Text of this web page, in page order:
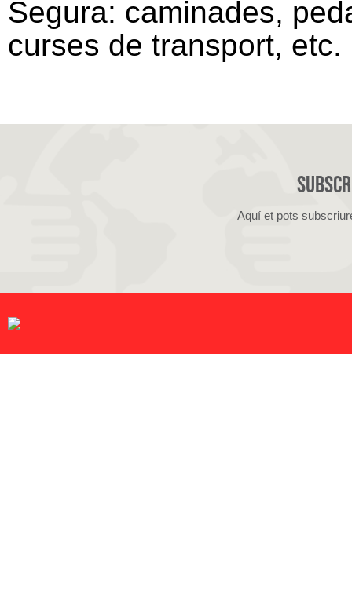
Segura: caminades,
curses de transport, etc.
Aquí et pots